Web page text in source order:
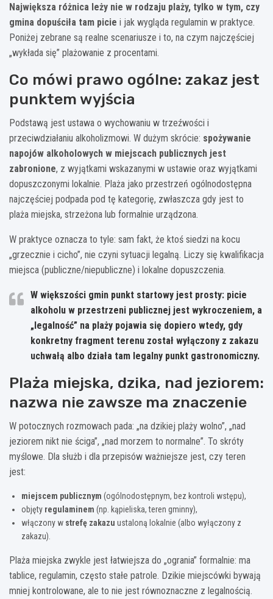
Największa różnica leży nie w rodzaju plaży, tylko w tym, czy
gmina dopuściła tam picie i jak wygląda regulamin w praktyce.
Poniżej zebrane są realne scenariusze i to, na czym najczęściej
„wykłada się” plażowanie z procentami.
Co mówi prawo ogólne: zakaz jest
punktem wyjścia
Podstawą jest ustawa o wychowaniu w trzeźwości i
przeciwdziałaniu alkoholizmowi. W dużym skrócie: spożywanie
napojów alkoholowych w miejscach publicznych jest
zabronione, z wyjątkami wskazanymi w ustawie oraz wyjątkami
dopuszczonymi lokalnie. Plaża jako przestrzeń ogólnodostępna
najczęściej podpada pod tę kategorię, zwłaszcza gdy jest to
plaża miejska, strzeżona lub formalnie urządzona.
W praktyce oznacza to tyle: sam fakt, że ktoś siedzi na kocu
„grzecznie i cicho”, nie czyni sytuacji legalną. Liczy się kwalifikacja
miejsca (publiczne/niepubliczne) i lokalne dopuszczenia.
W większości gmin punkt startowy jest prosty: picie
alkoholu w przestrzeni publicznej jest wykroczeniem, a
„legalność” na plaży pojawia się dopiero wtedy, gdy
konkretny fragment terenu został wyłączony z zakazu
uchwałą albo działa tam legalny punkt gastronomiczny.
Plaża miejska, dzika, nad jeziorem:
nazwa nie zawsze ma znaczenie
W potocznych rozmowach pada: „na dzikiej plaży wolno”, „nad
jeziorem nikt nie ściga”, „nad morzem to normalne”. To skróty
myślowe. Dla służb i dla przepisów ważniejsze jest, czy teren
jest:
miejscem publicznym (ogólnodostępnym, bez kontroli wstępu),
objęty regulaminem (np. kąpieliska, teren gminny),
włączony w strefę zakazu ustaloną lokalnie (albo wyłączony z
zakazu).
Plaża miejska zwykle jest łatwiejsza do „ogrania” formalnie: ma
tablice, regulamin, często stałe patrole. Dzikie miejscówki bywają
mniej kontrolowane, ale to nie jest równoznaczne z legalnością.